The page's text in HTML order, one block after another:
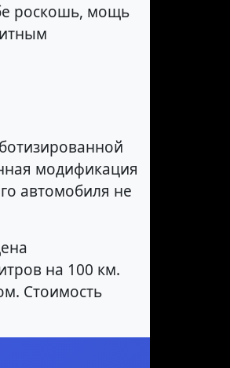
роскошь, мощь
модификация
автомобиля не
на 100 км.
Стоимость